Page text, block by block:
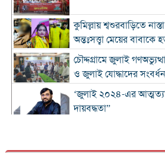
কুমিল্লায় শ্বশুরবাড়িতে
অন্তঃসত্ত্বা মেয়ের
চৌদ্দগ্রামে জুলাই
ও জুলাই যোদ্ধাদের
‘জুলাই ২০২৪-এর
দায়বদ্ধতা”